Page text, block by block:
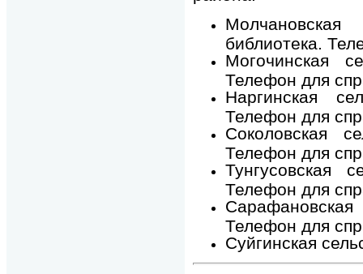
библиотека.
Могочинская
Телефон для
Наргинская
Телефон для
Соколовская
Телефон для
Тунгусовская
Телефон для
Телефон для
Суйгинская